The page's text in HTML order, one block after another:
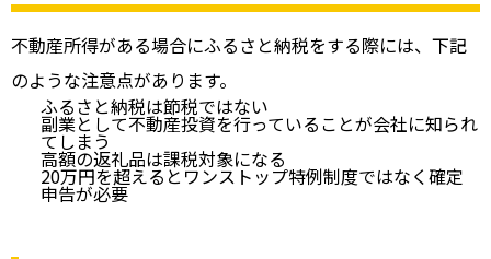
不動産所得がある場合にふるさと納税をする際には、下記
のような注意点があります。
ふるさと納税は節税ではない
副業として不動産投資を行っていることが会社に知られ
てしまう
高額の返礼品は課税対象になる
20万円を超えるとワンストップ特例制度ではなく確定
申告が必要